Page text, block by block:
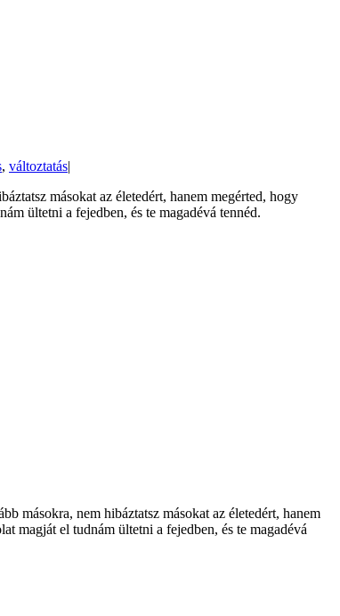
, változtatás|
másokat az életedért, hanem megérted, hogy
ültetni a fejedben, és te magadévá tennéd.
másokra, nem hibáztatsz másokat az életedért, hanem
magját el tudnám ültetni a fejedben, és te magadévá